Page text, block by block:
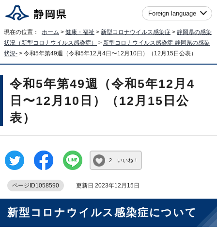
Foreign language
現在の位置： ホーム > 健康・福祉 > 新型コロナウイルス感染症 > 静岡県の感染
状況（新型コロナウイルス感染症）
> 新型コロナウイルス感染症-静岡県の感染
状況- > 令和5年第49週（令和5年12月4日〜12月10日）（12月15日公表）
令和5年第49週（令和5年12月4
日〜12月10日）（12月15日公
表）
2 いいね！
ページID1058590 更新日 2023年12月15日
新型コロナウイルス感染症について